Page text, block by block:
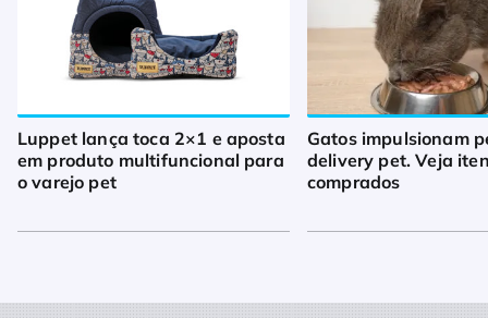
Luppet lança toca 2×1 e aposta
em produto multifuncional para
o varejo pet
Gatos impulsionam
delivery pet. Veja
comprados